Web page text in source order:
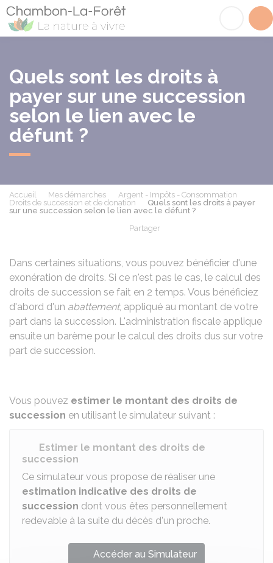
Quels sont les droits à
payer sur une succession
selon le lien avec le
défunt ?
Accueil Mes démarches
Argent - Impôts - Consommation
Droits de succession et de donation
Quels sont les droits à payer
sur une succession selon le lien avec le défunt ?
Partager
Dans certaines situations, vous pouvez bénéficier d'une
exonération de droits. Si ce n'est pas le cas, le calcul des
droits de succession se fait en 2 temps. Vous bénéficiez
d'abord d'un abattement, appliqué au montant de votre
part dans la succession. L'administration fiscale applique
ensuite un barème pour le calcul des droits dus sur votre
part de succession.
Vous pouvez estimer le montant des droits de
succession en utilisant le simulateur suivant :
Estimer le montant des droits de
succession
Ce simulateur vous propose de réaliser une
estimation indicative des droits de
succession dont vous êtes personnellement
redevable à la suite du décès d'un proche.
Accéder au Simulateur